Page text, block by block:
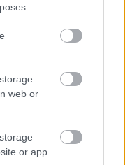
web or
or app.
ευρώ που